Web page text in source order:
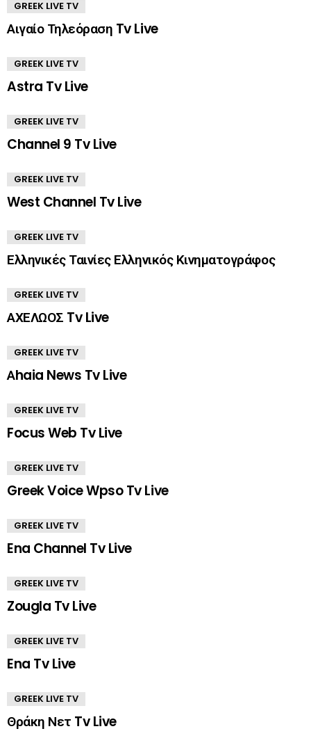
GREEK LIVE TV
Αιγαίο Τηλεόραση Tv Live
GREEK LIVE TV
Astra Tv Live
GREEK LIVE TV
Channel 9 Tv Live
GREEK LIVE TV
West Channel Tv Live
GREEK LIVE TV
Ελληνικές Ταινίες Ελληνικός Κινηματογράφος
GREEK LIVE TV
ΑΧΕΛΩΟΣ Tv Live
GREEK LIVE TV
Αhaia News Tv Live
GREEK LIVE TV
Focus Web Tv Live
GREEK LIVE TV
Greek Voice Wpso Tv Live
GREEK LIVE TV
Ena Channel Tv Live
GREEK LIVE TV
Zougla Tv Live
GREEK LIVE TV
Ena Tv Live
GREEK LIVE TV
Θράκη Νετ Tv Live